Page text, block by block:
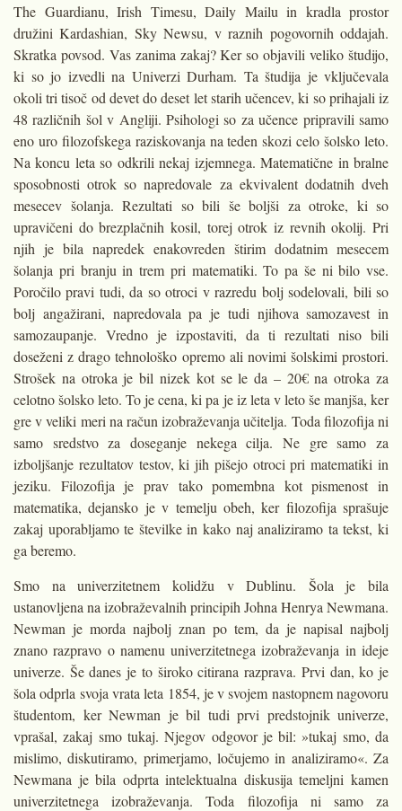
The Guardianu, Irish Timesu, Daily Mailu in kradla prostor
družini Kardashian, Sky Newsu, v raznih pogovornih oddajah.
Skratka povsod. Vas zanima zakaj? Ker so objavili veliko študijo,
ki so jo izvedli na Univerzi Durham. Ta študija je vključevala
okoli tri tisoč od devet do deset let starih učencev, ki so prihajali iz
48 različnih šol v Angliji. Psihologi so za učence pripravili samo
eno uro filozofskega raziskovanja na teden skozi celo šolsko leto.
Na koncu leta so odkrili nekaj izjemnega. Matematične in bralne
sposobnosti otrok so napredovale za ekvivalent dodatnih dveh
mesecev šolanja. Rezultati so bili še boljši za otroke, ki so
upravičeni do brezplačnih kosil, torej otrok iz revnih okolij. Pri
njih je bila napredek enakovreden štirim dodatnim mesecem
šolanja pri branju in trem pri matematiki. To pa še ni bilo vse.
Poročilo pravi tudi, da so otroci v razredu bolj sodelovali, bili so
bolj angažirani, napredovala pa je tudi njihova samozavest in
samozaupanje. Vredno je izpostaviti, da ti rezultati niso bili
doseženi z drago tehnološko opremo ali novimi šolskimi prostori.
Strošek na otroka je bil nizek kot se le da – 20€ na otroka za
celotno šolsko leto. To je cena, ki pa je iz leta v leto še manjša, ker
gre v veliki meri na račun izobraževanja učitelja. Toda filozofija ni
samo sredstvo za doseganje nekega cilja. Ne gre samo za
izboljšanje rezultatov testov, ki jih pišejo otroci pri matematiki in
jeziku. Filozofija je prav tako pomembna kot pismenost in
matematika, dejansko je v temelju obeh, ker filozofija sprašuje
zakaj uporabljamo te številke in kako naj analiziramo ta tekst, ki
ga beremo.
Smo na univerzitetnem kolidžu v Dublinu. Šola je bila
ustanovljena na izobraževalnih principih Johna Henrya Newmana.
Newman je morda najbolj znan po tem, da je napisal najbolj
znano razpravo o namenu univerzitetnega izobraževanja in ideje
univerze. Še danes je to široko citirana razprava. Prvi dan, ko je
šola odprla svoja vrata leta 1854, je v svojem nastopnem nagovoru
študentom, ker Newman je bil tudi prvi predstojnik univerze,
vprašal, zakaj smo tukaj. Njegov odgovor je bil: »tukaj smo, da
mislimo, diskutiramo, primerjamo, ločujemo in analiziramo«. Za
Newmana je bila odprta intelektualna diskusija temeljni kamen
univerzitetnega izobraževanja. Toda filozofija ni samo za